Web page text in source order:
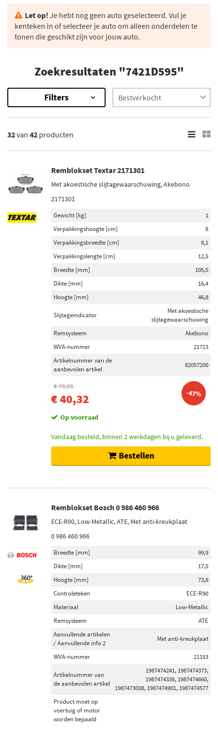
Let op! Je hebt nog geen auto geselecteerd. Vul je
kenteken in of selecteer je auto om alleen onderdelen te
tonen die geschikt zijn voor jouw auto.
Zoekresultaten "7421D595"
Filters
42Resultaten
×
Categorieën
Rem montageset (1)
Onderdeelmerk
Brembo (2)
Bosch (2)
Maxgear (2)
Febi Bilstein (2)
ATE (2)
Inbouwplaats
Achteras (9)
Niet op voorraad (23)
Op voorraad (19)
32van 42 producten
Remblokset Textar 2171301
Met akoestische slijtagewaarschuwing, Akebono
2171301
Gewicht [kg]
1
Verpakkingshoogte [cm]
8
Verpakkingsbreedte [cm]
8,1
Verpakkingslengte [cm]
12,5
Breedte [mm]
105,5
Dikte [mm]
16,4
Hoogte [mm]
46,8
Slijtageindicator
Met akoestische
slijtagewaarschuwing
Remsysteem
Akebono
WVA-nummer
21713
Artikelnummer van de
aanbevolen artikel
82057200
€ 76,06
€ 40,32 -47%
Op voorraad
Vandaag besteld, binnen 2 werkdagen bij u geleverd.
Bestellen
Remblokset Bosch 0 986 460 966
ECE-R90, Low-Metallic, ATE, Met anti-kreukplaat
0 986 460 966
Breedte [mm]
99,9
Dikte [mm]
17,5
Hoogte [mm]
73,8
Controleteken
ECE-R90
Materiaal
Low-Metallic
Remsysteem
ATE
Aanvullende artikelen
/ Aanvullende info 2
Met anti-kreukplaat
WVA-nummer 21153
Artikelnummer van
de aanbevolen artikel
1987474241, 1987474373,
1987474338, 1987474660,
1987473008, 1987474901, 1987474577
Product moet op
voertuig of motor
worden bepaald